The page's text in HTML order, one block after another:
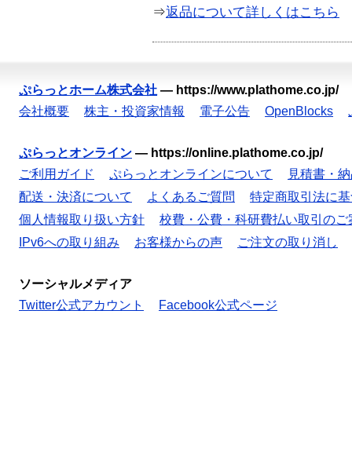
⇒返品について詳しくはこちら
ぷらっとホーム株式会社 — https://www.plathome.co.jp/
会社概要
株主・投資家情報 電子公告 OpenBlocks
ぷらっとオンライン — https://online.plathome.co.jp/
ご利用ガイド
ぷらっとオンラインについて
見積書・
配送・決済について
よくあるご質問
特定商取引法に
個人情報取り扱い方針
校費・公費・科研費払い取引のご
IPv6への取り組み
お客様からの声 ご注文の取り消し
ソーシャルメディア
Twitter公式アカウント
Facebook公式ページ